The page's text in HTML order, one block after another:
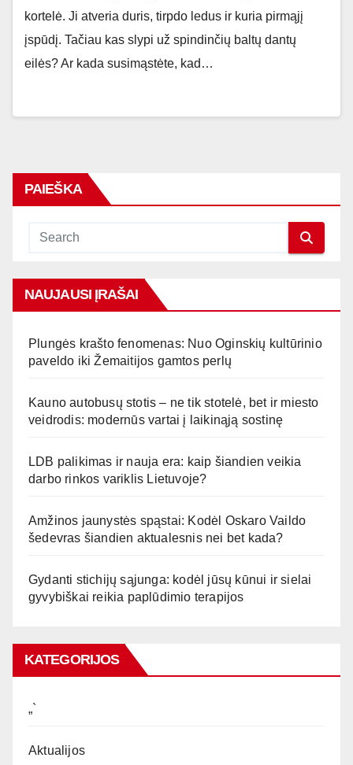
kortelė. Ji atveria duris, tirpdo ledus ir kuria pirmąjį
įspūdį. Tačiau kas slypi už spindinčių baltų dantų
eilės? Ar kada susimąstėte, kad…
PAIEŠKA
NAUJAUSI ĮRAŠAI
Plungės krašto fenomenas: Nuo Oginskių kultūrinio
paveldo iki Žemaitijos gamtos perlų
Kauno autobusų stotis – ne tik stotelė, bet ir miesto
veidrodis: modernūs vartai į laikinąją sostinę
LDB palikimas ir nauja era: kaip šiandien veikia
darbo rinkos variklis Lietuvoje?
Amžinos jaunystės spąstai: Kodėl Oskaro Vaildo
šedevras šiandien aktualesnis nei bet kada?
Gydanti stichijų sąjunga: kodėl jūsų kūnui ir sielai
gyvybiškai reikia paplūdimio terapijos
KATEGORIJOS
„`
Aktualijos